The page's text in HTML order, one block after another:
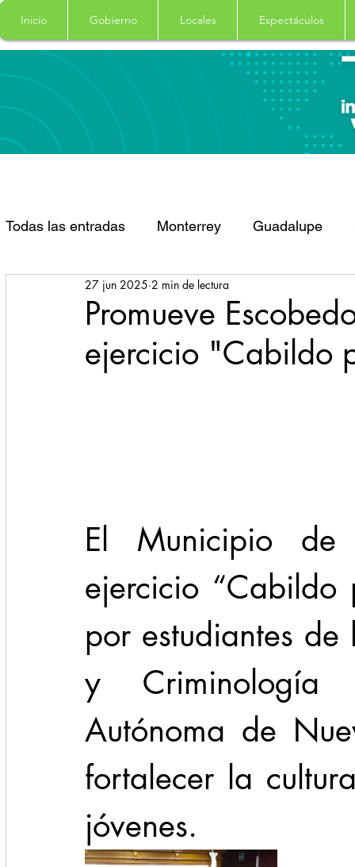
Inicio Gobierno Locales Espectáculos
Todas las entradas Monterrey Guadalupe
Santa Catarina San Pedro Garza Garcia
Espectaculos Clima Principal Salud
Promueve
ejercicio "Cabildo
27 jun 2025 2 min de lectura
El Municipio de
ejercicio “Cabildo
por estudiantes
y
Autónoma de
fortalecer la
jóvenes.